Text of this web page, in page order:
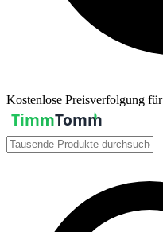
Kostenlose Preisverfolgung